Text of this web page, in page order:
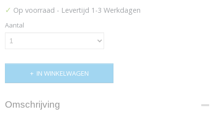
✓ Op voorraad - Levertijd 1-3 Werkdagen
Aantal
IN WINKELWAGEN
Omschrijving